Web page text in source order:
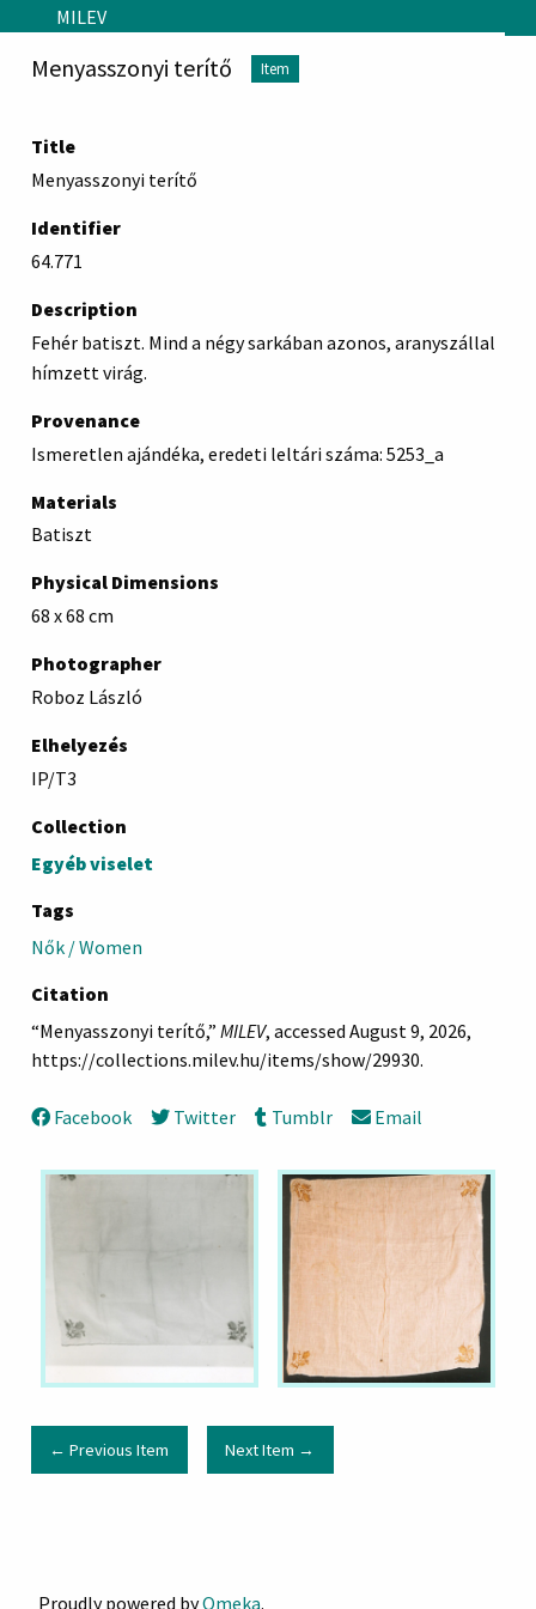
Skip to main content
MILEV
Menyasszonyi terítő Item
Title
Menyasszonyi terítő
Identifier
64.771
Description
Fehér batiszt. Mind a négy sarkában azonos, aranyszállal
hímzett virág.
Provenance
Ismeretlen ajándéka, eredeti leltári száma: 5253_a
Materials
Batiszt
Physical Dimensions
68 x 68 cm
Photographer
Roboz László
Elhelyezés
IP/T3
Collection
Egyéb viselet
Tags
Nők / Women
Citation
“Menyasszonyi terítő,” MILEV, accessed August 9, 2026,
https://collections.milev.hu/items/show/29930.
Facebook Twitter Tumblr Email
← Previous Item Next Item →
Proudly powered byOmeka.